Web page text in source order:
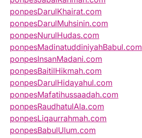
ponpesDarulKhairat.com
ponpesDarulMuhsinin.com
ponpesNurulHudas.com
ponpesMadinatuddiniyahBabul.com
ponpesInsanMadani.com
ponpesBaitilHikmah.com
ponpesDarulHidayahul.com
ponpesMafatihussaadah.com
ponpesRaudhatulAla.com
ponpesLiqaurrahmah.com
ponpesBabulUlum.com